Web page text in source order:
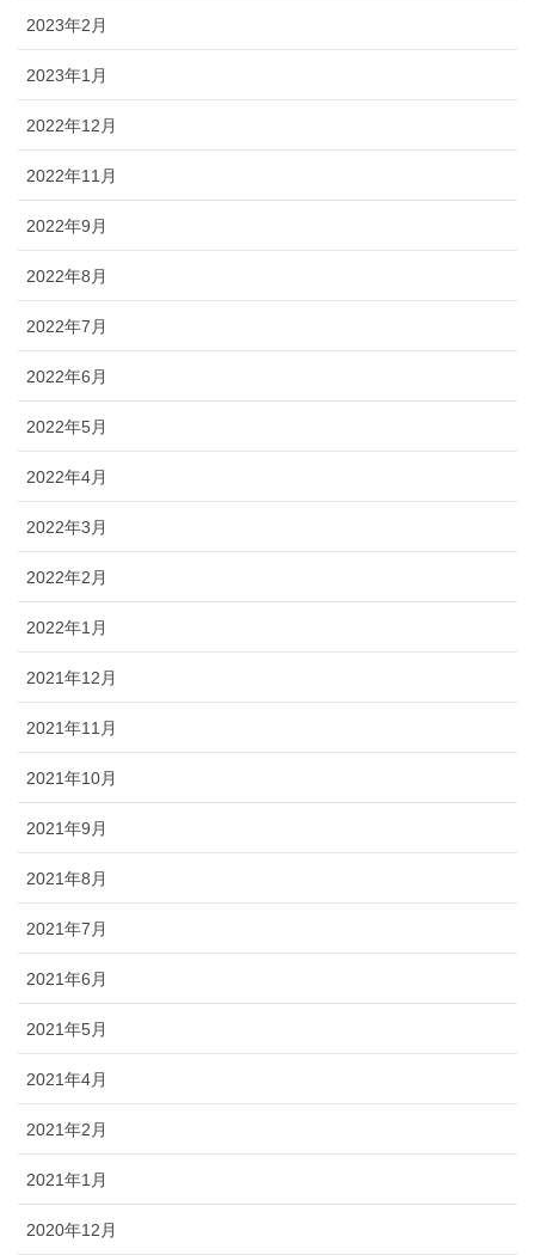
2023年2月
2023年1月
2022年12月
2022年11月
2022年9月
2022年8月
2022年7月
2022年6月
2022年5月
2022年4月
2022年3月
2022年2月
2022年1月
2021年12月
2021年11月
2021年10月
2021年9月
2021年8月
2021年7月
2021年6月
2021年5月
2021年4月
2021年2月
2021年1月
2020年12月